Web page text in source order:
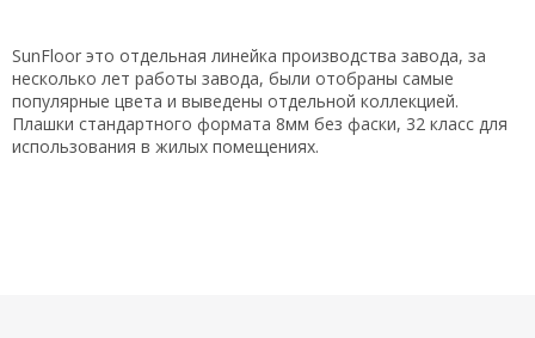
SunFloor это отдельная линейка производства завода, за
несколько лет работы завода, были отобраны самые
популярные цвета и выведены отдельной коллекцией.
Плашки стандартного формата 8мм без фаски, 32 класс для
использования в жилых помещениях.